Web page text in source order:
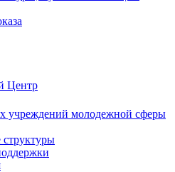
Центр
учреждений молодежной сферы